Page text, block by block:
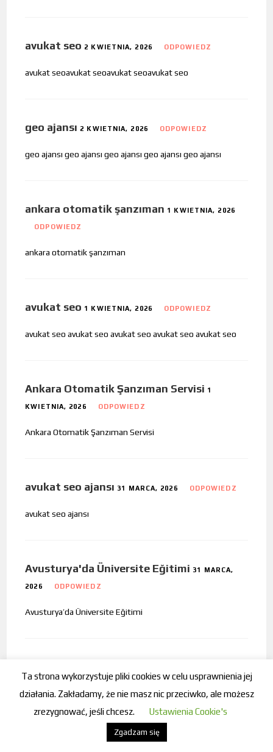
avukat seo 2 KWIETNIA, 2026 ODPOWIEDZ
avukat seoavukat seoavukat seoavukat seo
geo ajansı 2 KWIETNIA, 2026 ODPOWIEDZ
geo ajansı geo ajansı geo ajansı geo ajansı geo ajansı
ankara otomatik şanzıman 1 KWIETNIA, 2026
ODPOWIEDZ
ankara otomatik şanzıman
avukat seo 1 KWIETNIA, 2026 ODPOWIEDZ
avukat seo avukat seo avukat seo avukat seo avukat seo
Ankara Otomatik Şanzıman Servisi 1
KWIETNIA, 2026 ODPOWIEDZ
Ankara Otomatik Şanzıman Servisi
avukat seo ajansı 31 MARCA, 2026 ODPOWIEDZ
avukat seo ajansı
Avusturya'da Üniversite Eğitimi 31 MARCA,
2026 ODPOWIEDZ
Avusturya’da Üniversite Eğitimi
geo ajansı
Ta strona wykorzystuje pliki cookies w celu usprawnienia jej
działania. Zakładamy, że nie masz nic przeciwko, ale możesz
zrezygnować, jeśli chcesz.
Ustawienia Cookie's
Zgadzam się